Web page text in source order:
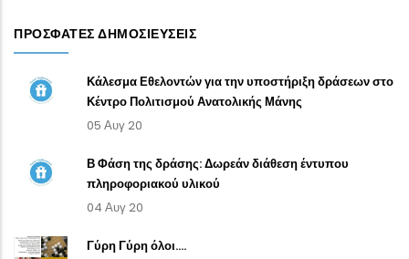
ΠΡΌΣΦΑΤΕΣ ΔΗΜΟΣΙΕΎΣΕΙΣ
Κάλεσμα Εθελοντών για την υποστήριξη δράσεων στο
Κέντρο Πολιτισμού Ανατολικής Μάνης
05 Αυγ 20
Β Φάση της δράσης: Δωρεάν διάθεση έντυπου
πληροφοριακού υλικού
04 Αυγ 20
Γύρη Γύρη όλοι....